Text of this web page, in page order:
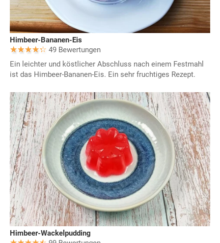
Himbeer-Bananen-Eis
49 Bewertungen
Ein leichter und köstlicher Abschluss nach einem Festmahl
ist das Himbeer-Bananen-Eis. Ein sehr fruchtiges Rezept.
Himbeer-Wackelpudding